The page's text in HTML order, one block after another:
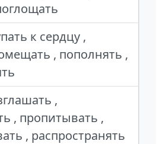
к сердцу ,
, пополнять ,
,
, пропитывать ,
, распространять